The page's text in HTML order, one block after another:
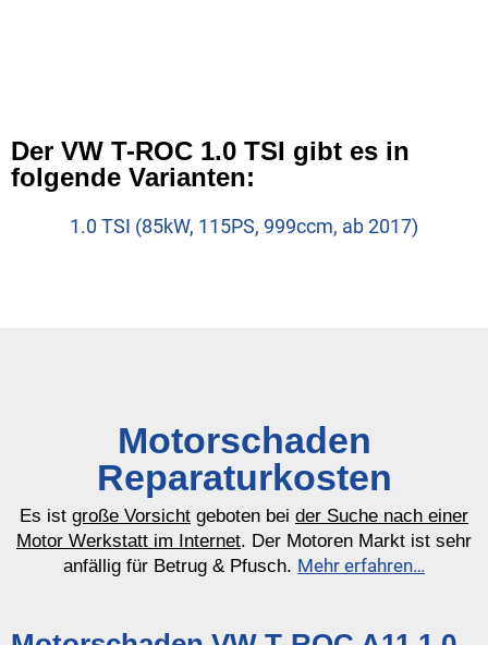
Der VW T-ROC 1.0 TSI gibt es in
folgende Varianten:
1.0 TSI (85kW, 115PS, 999ccm, ab 2017)
Motorschaden
Reparaturkosten
Es ist große Vorsicht geboten bei der Suche nach einer
Motor Werkstatt im Internet. Der Motoren Markt ist sehr
anfällig für Betrug & Pfusch. Mehr erfahren…